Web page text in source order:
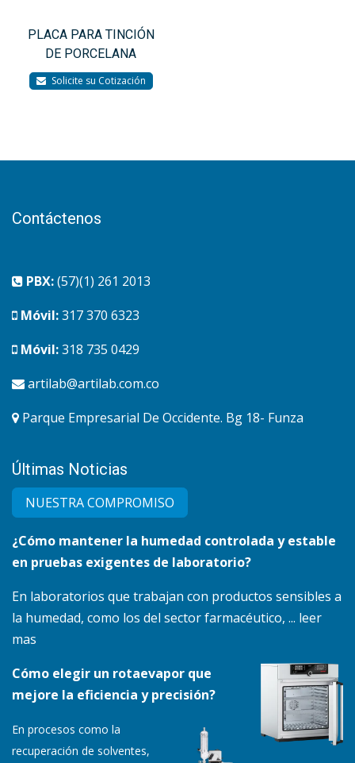
PLACA PARA TINCIÓN
DE PORCELANA
Solicite su Cotización
Contáctenos
PBX:(57)(1) 261 2013
Móvil:317 370 6323
Móvil:318 735 0429
artilab@artilab.com.co
Parque Empresarial De Occidente. Bg 18- Funza
Últimas Noticias
NUESTRA COMPRO​MISO
¿Cómo mantener la humedad controlada y estable
en pruebas exigentes de laboratorio?
En laboratorios que trabajan con productos sensibles a
la humedad, como los del sector farmacéutico, ... leer
mas
Cómo elegir un rotaevapor que
mejore la eficiencia y precisión?
En procesos como la
recuperación de solventes,